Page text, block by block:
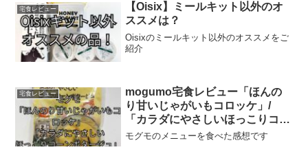
宅食レビュー
【Oisix】ミールキット以外のオ
ススメは？
Oisixのミールキット以外のオススメをご
紹介
宅食レビュー
mogumo宅食レビュー「ほんの
り甘いじゃがいもコロッケ」/
「カラダにやさしいほっこりコー
ンポタージュ」
モグモのメニューを食べた感想です